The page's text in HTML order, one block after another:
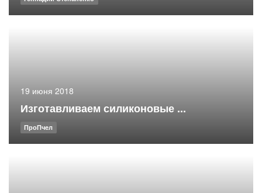
19 июня 2018
Изготавливаем силиконовые ...
ПроПчел